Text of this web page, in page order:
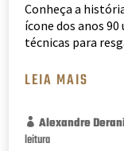
Conheça a
ícone dos anos
técnicas para
LEIA MAIS
 Alexandre
leitura